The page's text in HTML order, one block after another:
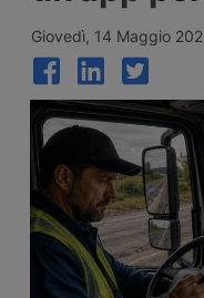
milioni di
Giovedì, 14 Maggio